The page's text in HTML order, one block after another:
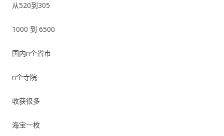
从520到305
1000 到 6500
国内n个省市
n个寺院
收获很多
海宝一枚